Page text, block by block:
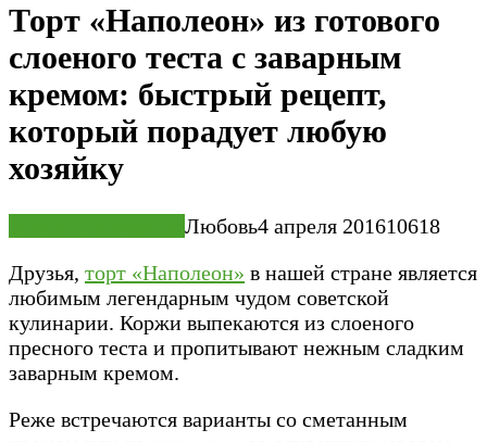
Торт «Наполеон» из готового
слоеного теста с заварным
кремом: быстрый рецепт,
который порадует любую
хозяйку
Любовь4 апреля 201610618
Друзья, торт «Наполеон» в нашей стране является
любимым легендарным чудом советской
кулинарии. Коржи выпекаются из слоеного
пресного теста и пропитывают нежным сладким
заварным кремом.
Реже встречаются варианты со сметанным